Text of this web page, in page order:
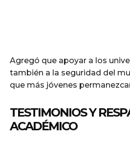
Agregó que apoyar a los
también a la seguridad del
que más jóvenes
TESTIMONIOS Y
ACADÉMICO